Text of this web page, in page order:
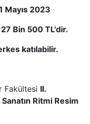
Mayıs 2023
27 Bin 500 TL'dir.
katılabilir.
Fakültesi II.
Ritmi Resim